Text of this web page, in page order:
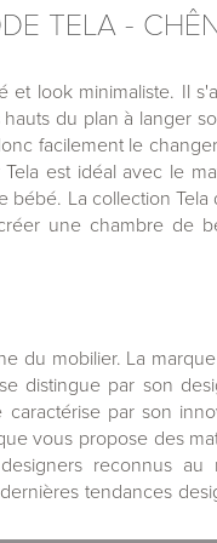
TELA -
et look minimaliste. Il
du plan à langer
facilement le
est idéal avec le
La collection Tela
une chambre de
du mobilier. La
distingue par son
caractérise par son
vous propose des
reconnus au
tendances